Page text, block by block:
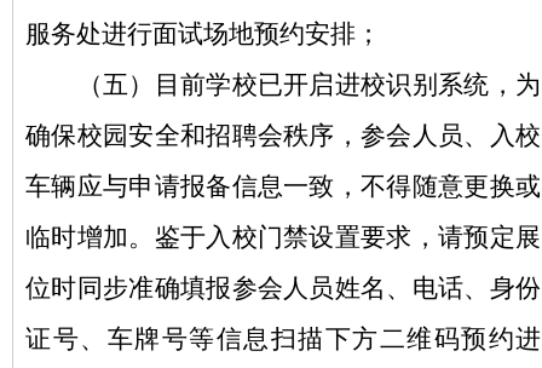
服务处进行面试场地预约安排；
（五）目前学校已开启进校识别系统，为
确保校园安全和招聘会秩序，参会人员、入校
车辆应与申请报备信息一致，不得随意更换或
临时增加。鉴于入校门禁设置要求，请预定展
位时同步准确填报参会人员姓名、电话、身份
证号、车牌号等信息扫描下方二维码预约进